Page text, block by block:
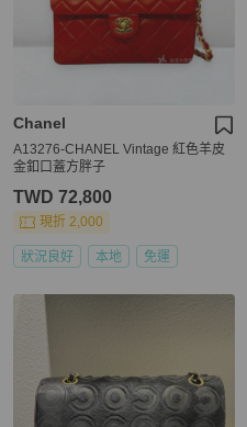
Chanel
A13276-CHANEL Vintage 紅色羊皮
金釦口蓋方胖子
TWD 72,800
現折 2,000
狀況良好 本地 免運